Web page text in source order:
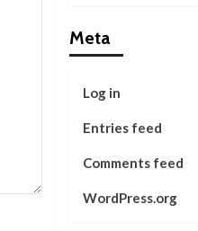
Meta
Log in
Entries feed
Comments feed
WordPress.org